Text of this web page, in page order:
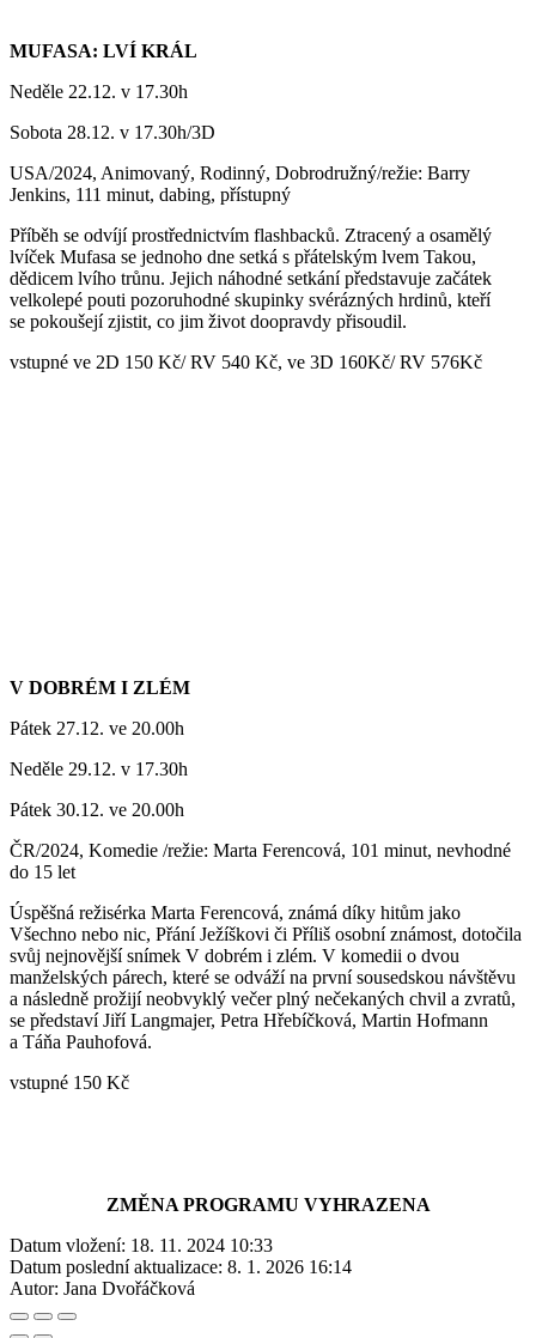
MUFASA: LVÍ KRÁL
Neděle 22.12. v 17.30h
Sobota 28.12. v 17.30h/3D
USA/2024, Animovaný, Rodinný, Dobrodružný/režie: Barry
Jenkins, 111 minut, dabing, přístupný
Příběh se odvíjí prostřednictvím flashbacků. Ztracený a osamělý
lvíček Mufasa se jednoho dne setká s přátelským lvem Takou,
dědicem lvího trůnu. Jejich náhodné setkání představuje začátek
velkolepé pouti pozoruhodné skupinky svérázných hrdinů, kteří
se pokoušejí zjistit, co jim život doopravdy přisoudil.
vstupné ve 2D 150 Kč/ RV 540 Kč, ve 3D 160Kč/ RV 576Kč
V DOBRÉM I ZLÉM
Pátek 27.12. ve 20.00h
Neděle 29.12. v 17.30h
Pátek 30.12. ve 20.00h
ČR/2024, Komedie /režie: Marta Ferencová, 101 minut, nevhodné
do 15 let
Úspěšná režisérka Marta Ferencová, známá díky hitům jako
Všechno nebo nic, Přání Ježíškovi či Příliš osobní známost, dotočila
svůj nejnovější snímek V dobrém i zlém. V komedii o dvou
manželských párech, které se odváží na první sousedskou návštěvu
a následně prožijí neobvyklý večer plný nečekaných chvil a zvratů,
se představí Jiří Langmajer, Petra Hřebíčková, Martin Hofmann
a Táňa Pauhofová.
vstupné 150 Kč
ZMĚNA PROGRAMU VYHRAZENA
Datum vložení: 18. 11. 2024 10:33
Datum poslední aktualizace: 8. 1. 2026 16:14
Autor: Jana Dvořáčková